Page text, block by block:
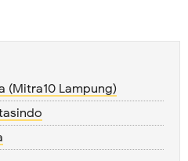
(Mitra10 Lampung)